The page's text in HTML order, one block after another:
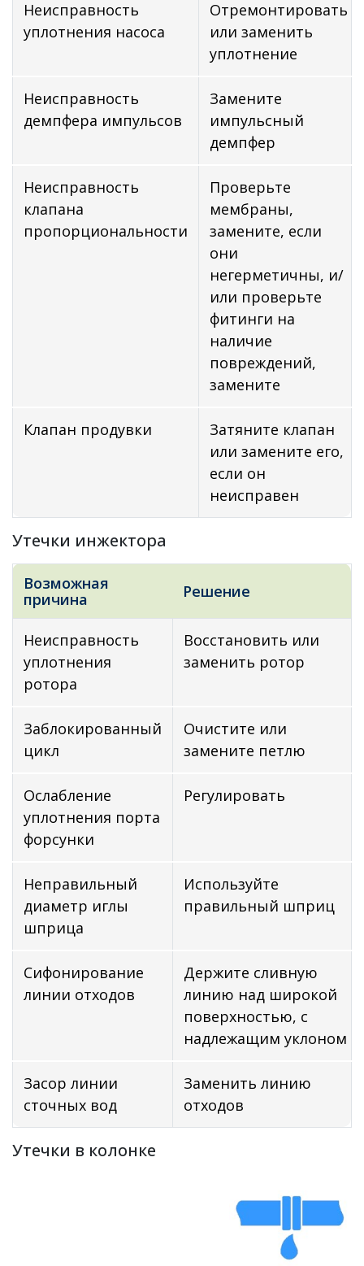
Неисправность
уплотнения насоса
Отремонтировать
или заменить
уплотнение
Неисправность
демпфера импульсов
Замените
импульсный
демпфер
Неисправность
клапана
пропорциональности
Проверьте
мембраны,
замените, если
они
негерметичны, и/
или проверьте
фитинги на
наличие
повреждений,
замените
Клапан продувки
Затяните клапан
или замените его,
если он
неисправен
Утечки инжектора
Возможная
причина
Решение
Неисправность
уплотнения
ротора
Восстановить или
заменить ротор
Заблокированный
цикл
Очистите или
замените петлю
Ослабление
уплотнения порта
форсунки
Регулировать
Неправильный
диаметр иглы
шприца
Используйте
правильный шприц
Сифонирование
линии отходов
Держите сливную
линию над широкой
поверхностью, с
надлежащим уклоном
Засор линии
сточных вод
Заменить линию
отходов
Утечки в колонке